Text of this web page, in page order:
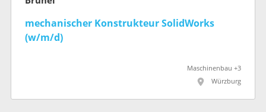
mechanischer Konstrukteur SolidWorks
(w/m/d)
Maschinenbau +3
Würzburg